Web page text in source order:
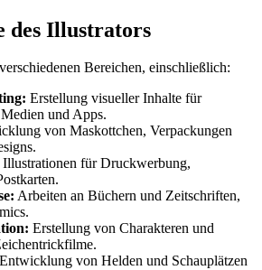
des Illustrators
Bereichen, einschließlich:
Erstellung visueller Inhalte für
und Apps.
von Maskottchen, Verpackungen
Illustrationen für Druckwerbung,
Arbeiten an Büchern und Zeitschriften,
Erstellung von Charakteren und
Entwicklung von Helden und Schauplätzen